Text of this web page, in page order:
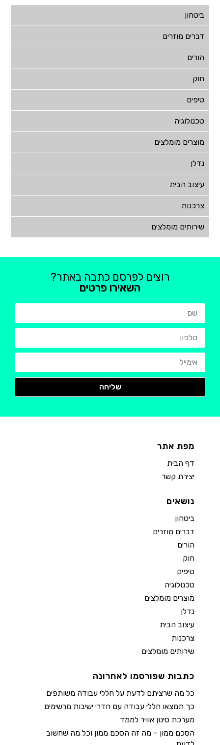
ביטחון
דברים מוזרים
הורים
חוק
טיפים
טכנולוגיה
מוצרים מומלצים
נדלן
עיצוב הבית
צרכנות
שירותים מומלצים
רוצים לפרסם כתבה באתר?
השאירו פרטים
מפת אתר
דף הבית
יצירת קשר
נושאים
ביטחון
דברים מוזרים
הורים
חוק
טיפים
טכנולוגיה
מוצרים מומלצים
נדלן
עיצוב הבית
צרכנות
שירותים מומלצים
כתבות שפורסמו לאחרונה
כל מה שרציתם לדעת על חללי עבודה משותפים
כך תמצאו חללי עבודה עם חדרי ישיבות מרשימים
מערכת סינון אוויר לממד
הסכם ממון – מה זה הסכם ממון וכל מה שחשוב